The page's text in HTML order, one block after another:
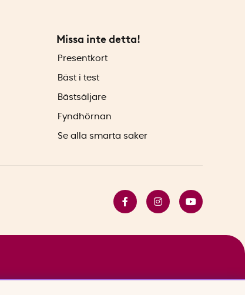
Missa inte detta!
Presentkort
Bäst i test
Bästsäljare
Fyndhörnan
Se alla smarta saker